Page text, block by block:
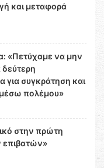
και μεταφορά
«Πετύχαμε να μην
δεύτερη
για συγκράτηση και
μέσω πολέμου»
στην πρώτη
επιβατών»